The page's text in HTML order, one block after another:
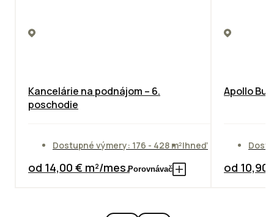
Kancelárie na podnájom – 6.
poschodie
Dostupné výmery: 176 - 428 m²Ihneď
od 14,00 € m²/mes.Porovnávač
Apollo
od 10,90